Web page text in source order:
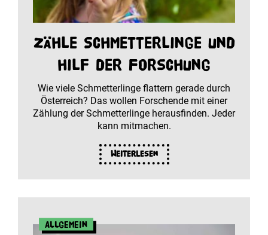
Zähle Schmetterlinge und
hilf der Forschung
Wie viele Schmetterlinge flattern gerade durch
Österreich? Das wollen Forschende mit einer
Zählung der Schmetterlinge herausfinden. Jeder
kann mitmachen.
Weiterlesen
Allgemein